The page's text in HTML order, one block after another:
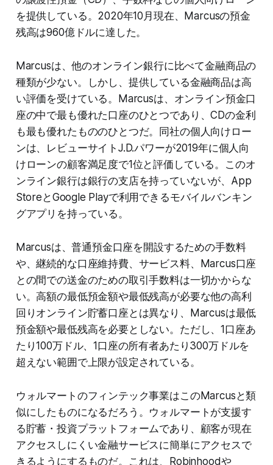
を提供している。2020年10月現在、Marcusの預金
残高は960億ドルに達した。
Marcusは、他のオンライン銀行に比べて金融商品の
種類が少ない。しかし、提供している金融商品は高
い評価を受けている。Marcusは、オンライン預金口
座の中で最も優れた口座のひとつであり、CDの金利
も最も優れたもののひとつだ。同社の個人向けロー
ンは、レビューサイトJ.D.パワーが2019年に個人向
けローンの顧客満足度で1位と評価している。このオ
ンライン銀行は銀行の支店を持っていないが、App
StoreとGoogle Playで利用できるモバイルバンキン
グアプリを持っている。
Marcusは、普通預金口座を開設するための手数料
や、継続的な口座維持費、サービス料、Marcus口座
との間での送金のための取引手数料は一切かからな
い。高額の最低預金額や最低残高が必要な他の高利
回りオンライン貯蓄口座とは異なり、Marcusは最低
預金額や最低残高を必要としない。ただし、1口座あ
たり100万ドル、1口座の所有者あたり300万ドルを
超えない範囲で上限が設定されている。
ウォルマートのフィンテック事業はこのMarcusと類
似にしたものになるだろう。ウォルマートが支援す
る貯蓄・投資プラットフォームであり、顧客が現在
アクセスしにくい金融サービスに簡単にアクセスで
きるようにするものだ。これは、Robinhoodや